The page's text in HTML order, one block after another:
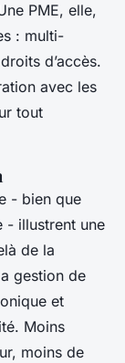
PME, elle,
: multi-
d’accès.
avec les
tout
- bien que
- illustrent une
de la
gestion de
et
Moins
moins de